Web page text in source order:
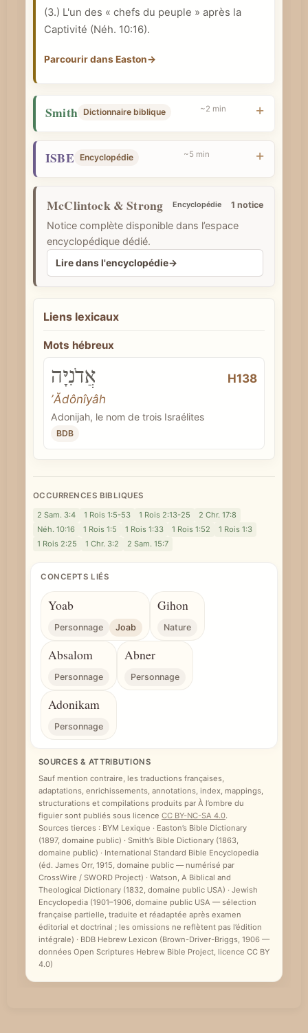
Liens lexicaux
Mots hébreux
אֲדֹנִיָּה
H138
ʼĂdônîyâh
Adonijah, le nom de trois Israélites
BDB
(3.) L'un des « chefs du peuple » après la
Captivité (Néh. 10:16).
Parcourir dans Easton→
Smith Dictionnaire biblique ~2 min
ISBE Encyclopédie ~5 min
McClintock & Strong Encyclopédie 1 notice
Notice complète disponible dans l’espace
encyclopédique dédié.
Lire dans l'encyclopédie→
OCCURRENCES BIBLIQUES
2 Sam. 3:4
1 Rois 1:5-53 1 Rois 2:13-25
2 Chr. 17:8
Néh. 10:16
1 Rois 1:5 1 Rois 1:33 1 Rois 1:52
1 Rois 1:3
1 Rois 2:25
1 Chr. 3:2 2 Sam. 15:7
CONCEPTS LIÉS
Yoab
Personnage Joab
Gihon
Nature
Absalom
Personnage
Abner
Personnage
Adonikam
Personnage
SOURCES & ATTRIBUTIONS
Sauf mention contraire, les traductions françaises,
adaptations, enrichissements, annotations, index, mappings,
structurations et compilations produits par À l’ombre du
figuier sont publiés sous licence CC BY-NC-SA 4.0.
Sources tierces : BYM Lexique · Easton’s Bible Dictionary
(1897, domaine public) · Smith’s Bible Dictionary (1863,
domaine public) · International Standard Bible Encyclopedia
(éd. James Orr, 1915, domaine public — numérisé par
CrossWire / SWORD Project) · Watson, A Biblical and
Theological Dictionary (1832, domaine public USA) · Jewish
Encyclopedia (1901–1906, domaine public USA — sélection
française partielle, traduite et réadaptée après examen
éditorial et doctrinal ; les omissions ne reflètent pas l’édition
intégrale) · BDB Hebrew Lexicon (Brown-Driver-Briggs, 1906 —
données Open Scriptures Hebrew Bible Project, licence CC BY
4.0)